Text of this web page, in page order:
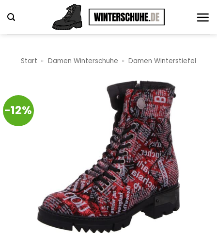
Inhalt
springen
Start » Damen Winterschuhe » Damen Winterstiefel
-12%